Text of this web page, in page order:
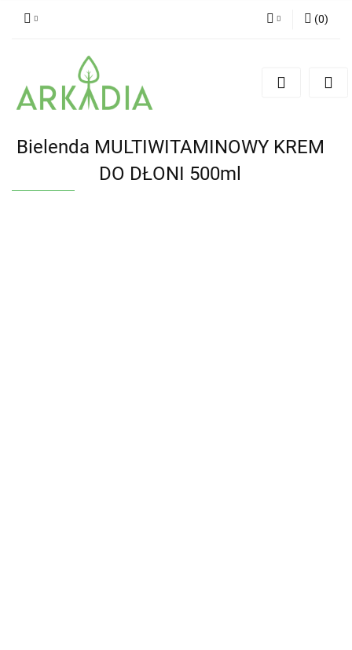
(0)
Bielenda MULTIWITAMINOWY KREM
DO DŁONI 500ml